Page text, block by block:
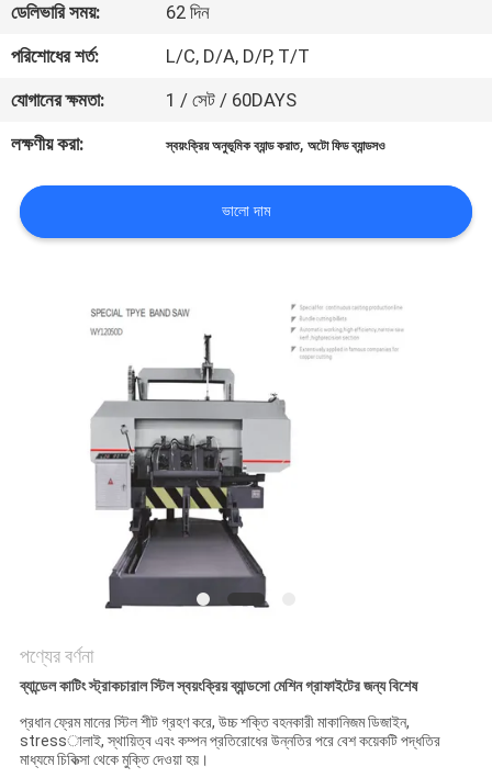
ডেলিভারি সময়:
62 দিন
পরিশোধের শর্ত:
L/C, D/A, D/P, T/T
যোগানের ক্ষমতা:
1 / সেট / 60DAYS
লক্ষণীয় করা:
স্বয়ংক্রিয় অনুভূমিক ব্যান্ড করাত,অটো ফিড ব্যান্ডসও
ভালো দাম
পণ্যের বর্ণনা
ব্যান্ডেল কাটিং স্ট্রাকচারাল স্টিল স্বয়ংক্রিয় ব্যান্ডসো মেশিন গ্রাফাইটের জন্য বিশেষ
প্রধান ফ্রেম মানের স্টিল শীট গ্রহণ করে, উচ্চ শক্তি বহনকারী মাকানিজম ডিজাইন,
stressালাই, স্থায়িত্ব এবং কম্পন প্রতিরোধের উন্নতির পরে বেশ কয়েকটি পদ্ধতির
মাধ্যমে চিকিত্সা থেকে মুক্তি দেওয়া হয়।